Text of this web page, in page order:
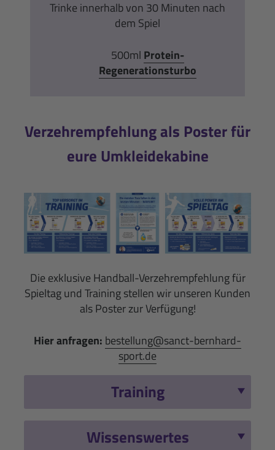
Trinke innerhalb von 30 Minuten nach
dem Spiel
500ml Protein-
Regenerationsturbo
Verzehrempfehlung als Poster für
eure Umkleidekabine
Die exklusive Handball-Verzehrempfehlung für
Spieltag und Training stellen wir unseren Kunden
als Poster zur Verfügung!
Hier anfragen: bestellung@sanct-bernhard-
sport.de
Training
Wissenswertes